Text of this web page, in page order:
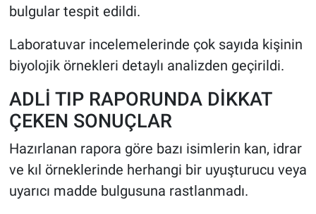
bulgular tespit edildi.
Laboratuvar incelemelerinde çok sayıda kişinin
biyolojik örnekleri detaylı analizden geçirildi.
ADLİ TIP RAPORUNDA DİKKAT
ÇEKEN SONUÇLAR
Hazırlanan rapora göre bazı isimlerin kan, idrar
ve kıl örneklerinde herhangi bir uyuşturucu veya
uyarıcı madde bulgusuna rastlanmadı.
Bilim, Teknoloji